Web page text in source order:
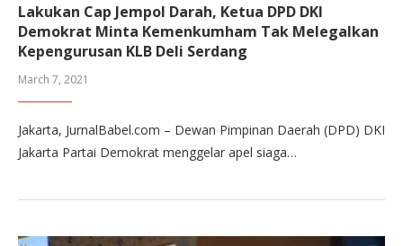
Lakukan Cap Jempol Darah, Ketua DPD DKI
Demokrat Minta Kemenkumham Tak Melegalkan
Kepengurusan KLB Deli Serdang
March 7, 2021
Jakarta, JurnalBabel.com – Dewan Pimpinan Daerah (DPD) DKI
Jakarta Partai Demokrat menggelar apel siaga…